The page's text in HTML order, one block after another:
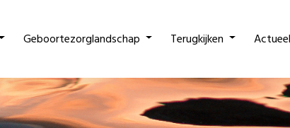
Geboortezorglandschap Terugkijken Actueel